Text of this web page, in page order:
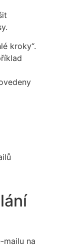
kroky“.
mailu na